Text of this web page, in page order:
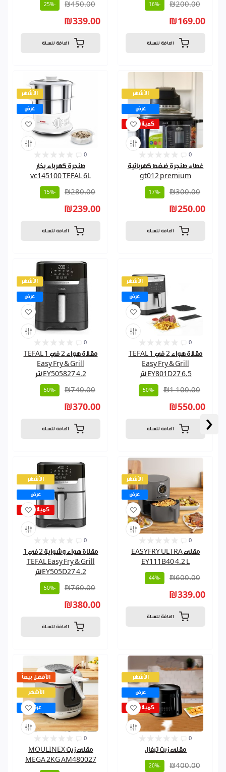
‹
₪450.00
-25%
₪339.00
اضافة للسلة
₪200.00
-16%
₪169.00
اضافة للسلة
الأشهر
عرض
0
طنجرة كهرباء بخار
vc145100 TEFAL 6L
₪280.00
-15%
₪239.00
اضافة للسلة
الأشهر
عرض
كمية قليلة
0
غطاء طنجرة ضغط كهربائية
gt012 premium
₪300.00
-17%
₪250.00
اضافة للسلة
الأشهر
عرض
0
مقلاة هواء 2 في 1 TEFAL
Easy Fry & Grill
EY505827 4.2 لتر
₪740.00
-50%
₪370.00
اضافة للسلة
الأشهر
عرض
0
مقلاة هواء 2 في 1 TEFAL
Easy Fry & Grill
EY801D27 6.5 لتر
₪1 100.00
-50%
₪550.00
اضافة للسلة
الأشهر
عرض
كمية قليلة
0
مقلاة هواء وشواية 2 في 1
TEFAL Easy Fry & Grill
EY505D27 4.2 لتر
₪760.00
-50%
₪380.00
اضافة للسلة
الأشهر
عرض
0
مقلى EASYFRY ULTRA
EY111B40 4.2 L
₪600.00
-44%
₪339.00
اضافة للسلة
الأفضل بيعاً
الأشهر
عرض
0
مقلى زيت MOULINEX
MEGA 2KG AM480027
الأشهر
عرض
كمية قليلة
0
مقلى زيت تيفال
₪400.00
-20%